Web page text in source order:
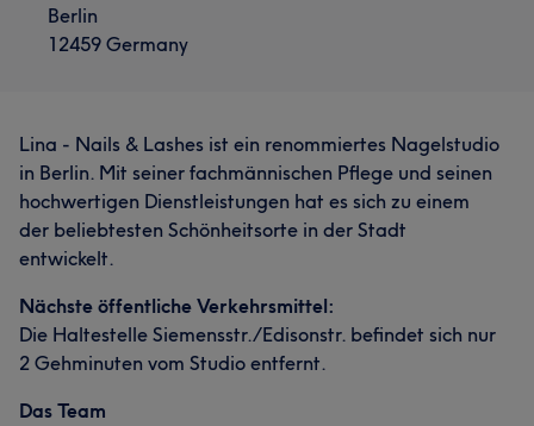
Berlin
12459 Germany
Lina - Nails & Lashes ist ein renommiertes Nagelstudio
in Berlin. Mit seiner fachmännischen Pflege und seinen
hochwertigen Dienstleistungen hat es sich zu einem
der beliebtesten Schönheitsorte in der Stadt
entwickelt.
Nächste öffentliche Verkehrsmittel:
Die Haltestelle Siemensstr./Edisonstr. befindet sich nur
2 Gehminuten vom Studio entfernt.
Das Team